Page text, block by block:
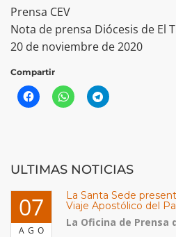
Prensa CEV
Nota de prensa Diócesis de El
20 de noviembre de 2020
Compartir
ULTIMAS NOTICIAS
07
AGO
La Santa Sede
Viaje Apostólico del
La Oficina de Prensa